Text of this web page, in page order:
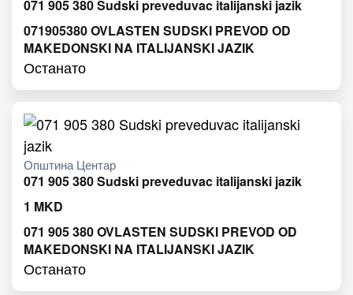
071 905 380 Sudski preveduvac italijanski jazik
071905380 OVLASTEN SUDSKI PREVOD OD
MAKEDONSKI NA ITALIJANSKI JAZIK
Останато
Општина Центар
071 905 380 Sudski preveduvac italijanski jazik
1 MKD
071 905 380 OVLASTEN SUDSKI PREVOD OD
MAKEDONSKI NA ITALIJANSKI JAZIK
Останато